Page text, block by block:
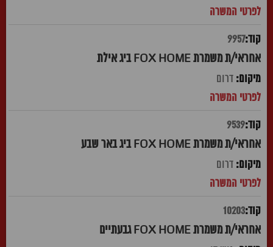
9957
אחראי/ת משמרת FOX HOME ביג אילת
דרום
9539
אחראי/ת משמרת FOX HOME ביג באר שבע
דרום
10203
אחראי/ת משמרת FOX HOME גבעתיים